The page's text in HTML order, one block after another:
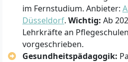
im Fernstudium. Anbieter:
Düsseldorf. Wichtig: Ab
Lehrkräfte an
vorgeschrieben.
Gesundheitspädagogik: